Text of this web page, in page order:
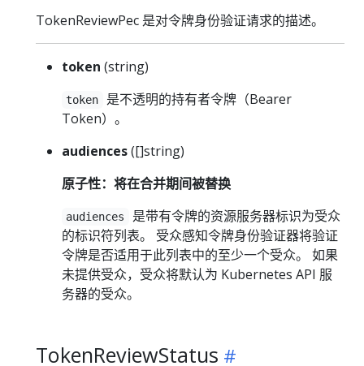
TokenReviewPec 是对令牌身份验证请求的描述。
token (string)
token
是不透明的持有者令牌（Bearer
Token）。
audiences([]string)
原子性：将在合并期间被替换
audiences
是带有令牌的资源服务器标识为受众
的标识符列表。 受众感知令牌身份验证器将验证
令牌是否适用于此列表中的至少一个受众。 如果
未提供受众，受众将默认为 Kubernetes API 服
务器的受众。
TokenReviewStatus